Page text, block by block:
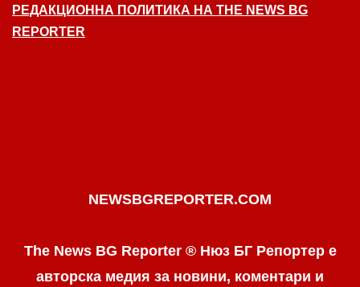
РЕДАКЦИОННА ПОЛИТИКА НА THE NEWS BG
REPORTER
NEWSBGREPORTER.COM
The News BG Reporter ® Нюз БГ Репортер е
авторска медия за новини, коментари и